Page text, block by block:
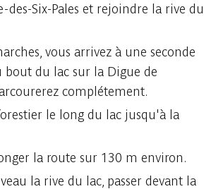
des-Six-Pales et rejoindre la rive du
vous arrivez à une seconde
bout du lac sur la Digue de
complétement.
le long du lac jusqu'à la
la route sur 130 m environ.
la rive du lac, passer devant la